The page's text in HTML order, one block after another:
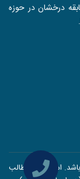
درخشان در حوزه
استفاده از مطالب